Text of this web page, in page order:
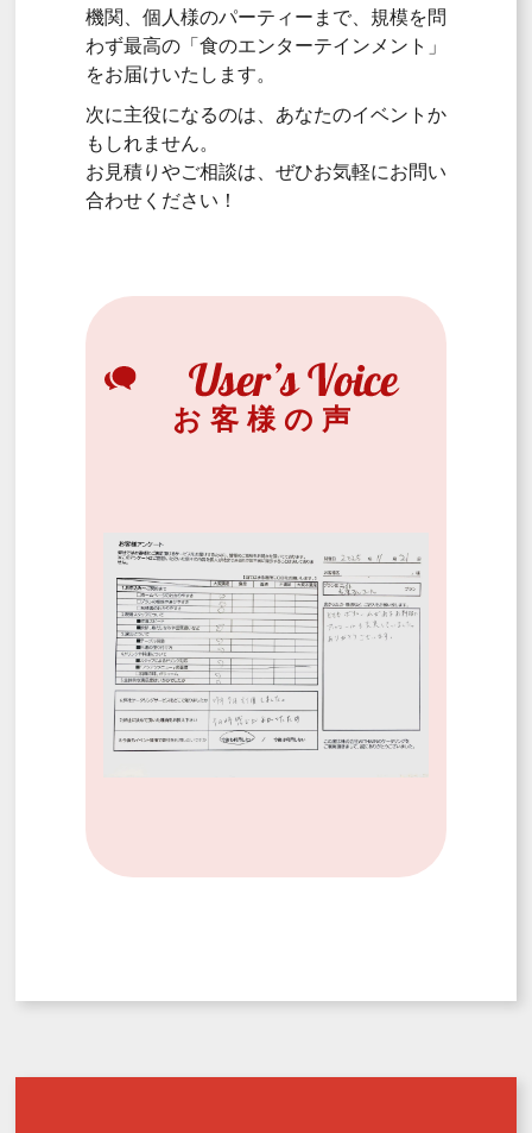
機関、個人様のパーティーまで、規模を問
わず最高の「食のエンターテインメント」
をお届けいたします。
次に主役になるのは、あなたのイベントか
もしれません。
お見積りやご相談は、ぜひお気軽にお問い
合わせください！
お客様の声